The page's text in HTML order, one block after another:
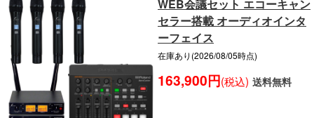
WEB会議セット エコーキャン
セラー搭載 オーディオインタ
ーフェイス
在庫あり(2026/08/05時点)
163,900円(税込) 送料無料